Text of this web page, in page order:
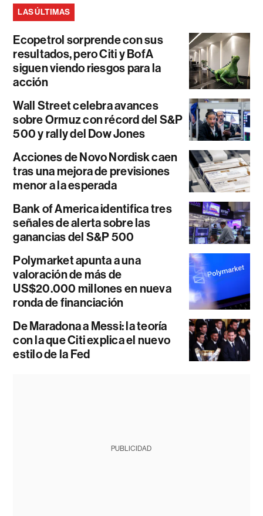
LAS ÚLTIMAS
Ecopetrol sorprende con sus
resultados, pero Citi y BofA
siguen viendo riesgos para la
acción
Wall Street celebra avances
sobre Ormuz con récord del S&P
500 y rally del Dow Jones
Acciones de Novo Nordisk caen
tras una mejora de previsiones
menor a la esperada
Bank of America identifica tres
señales de alerta sobre las
ganancias del S&P 500
Polymarket apunta a una
valoración de más de
US$20.000 millones en nueva
ronda de financiación
De Maradona a Messi: la teoría
con la que Citi explica el nuevo
estilo de la Fed
PUBLICIDAD